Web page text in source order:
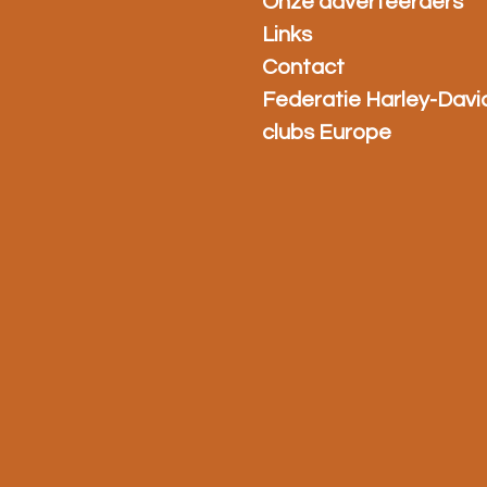
Links
Contact
Federatie Harley-
clubs Europe